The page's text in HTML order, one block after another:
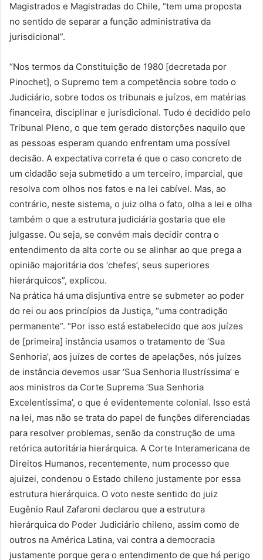
Magistrados e Magistradas do Chile, “tem uma proposta
no sentido de separar a função administrativa da
jurisdicional”.
“Nos termos da Constituição de 1980 [decretada por
Pinochet], o Supremo tem a competência sobre todo o
Judiciário, sobre todos os tribunais e juízos, em matérias
financeira, disciplinar e jurisdicional. Tudo é decidido pelo
Tribunal Pleno, o que tem gerado distorções naquilo que
as pessoas esperam quando enfrentam uma possível
decisão. A expectativa correta é que o caso concreto de
um cidadão seja submetido a um terceiro, imparcial, que
resolva com olhos nos fatos e na lei cabível. Mas, ao
contrário, neste sistema, o juiz olha o fato, olha a lei e olha
também o que a estrutura judiciária gostaria que ele
julgasse. Ou seja, se convém mais decidir contra o
entendimento da alta corte ou se alinhar ao que prega a
opinião majoritária dos ‘chefes’, seus superiores
hierárquicos”, explicou.
Na prática há uma disjuntiva entre se submeter ao poder
do rei ou aos princípios da Justiça, “uma contradição
permanente”. “Por isso está estabelecido que aos juízes
de [primeira] instância usamos o tratamento de ‘Sua
Senhoria’, aos juízes de cortes de apelações, nós juízes
de instância devemos usar ‘Sua Senhoria Ilustríssima’ e
aos ministros da Corte Suprema ‘Sua Senhoria
Excelentíssima’, o que é evidentemente colonial. Isso está
na lei, mas não se trata do papel de funções diferenciadas
para resolver problemas, senão da construção de uma
retórica autoritária hierárquica. A Corte Interamericana de
Direitos Humanos, recentemente, num processo que
ajuizei, condenou o Estado chileno justamente por essa
estrutura hierárquica. O voto neste sentido do juiz
Eugênio Raul Zafaroni declarou que a estrutura
hierárquica do Poder Judiciário chileno, assim como de
outros na América Latina, vai contra a democracia
justamente porque gera o entendimento de que há perigo